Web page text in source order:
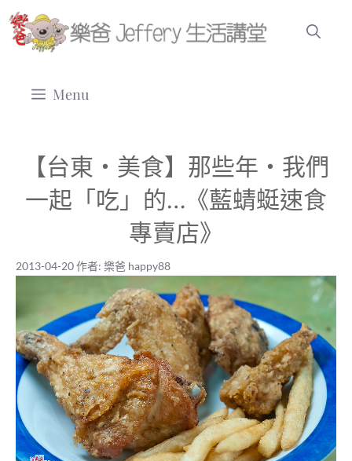
跳
至
Menu
【台東‧美食】那些年‧我們
一起「吃」的…《藍蜻蜓速食
專賣店》
2013-04-20 | 樂爸 happy88
2013-04-20作者: 樂爸 happy88